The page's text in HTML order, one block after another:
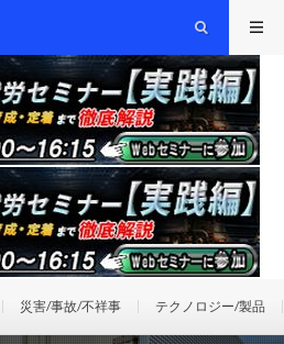
災害/事故/不祥事 テクノロジー/製品